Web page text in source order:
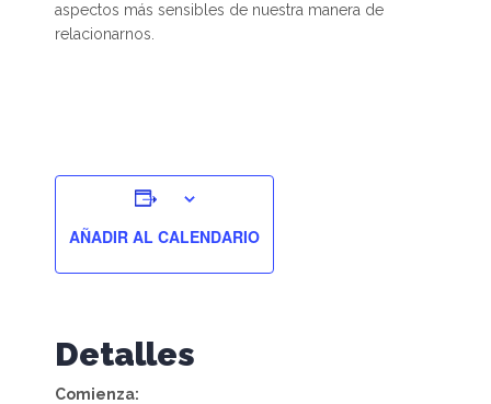
aspectos más sensibles de nuestra manera de
relacionarnos.
AÑADIR AL CALENDARIO
Detalles
Comienza: